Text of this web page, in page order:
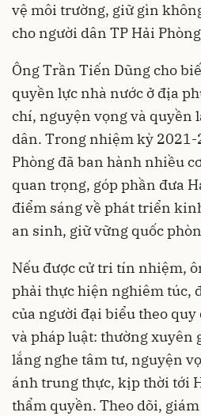
vệ môi trường, giữ gìn
cho người dân TP Hải
Ông Trần Tiến Dũng cho
quyền lực nhà nước ở địa
chí, nguyện vọng và quyền
dân. Trong nhiệm kỳ 2021-
Phòng đã ban hành nhiều
quan trọng, góp phần đưa
điểm sáng về phát triển
an sinh, giữ vững quốc
Nếu được cử tri tín nhiệm,
phải thực hiện nghiêm túc,
của người đại biểu theo
và pháp luật: thường xuyên
lắng nghe tâm tư, nguyện
ánh trung thực, kịp thời tới
thẩm quyền. Theo dõi,